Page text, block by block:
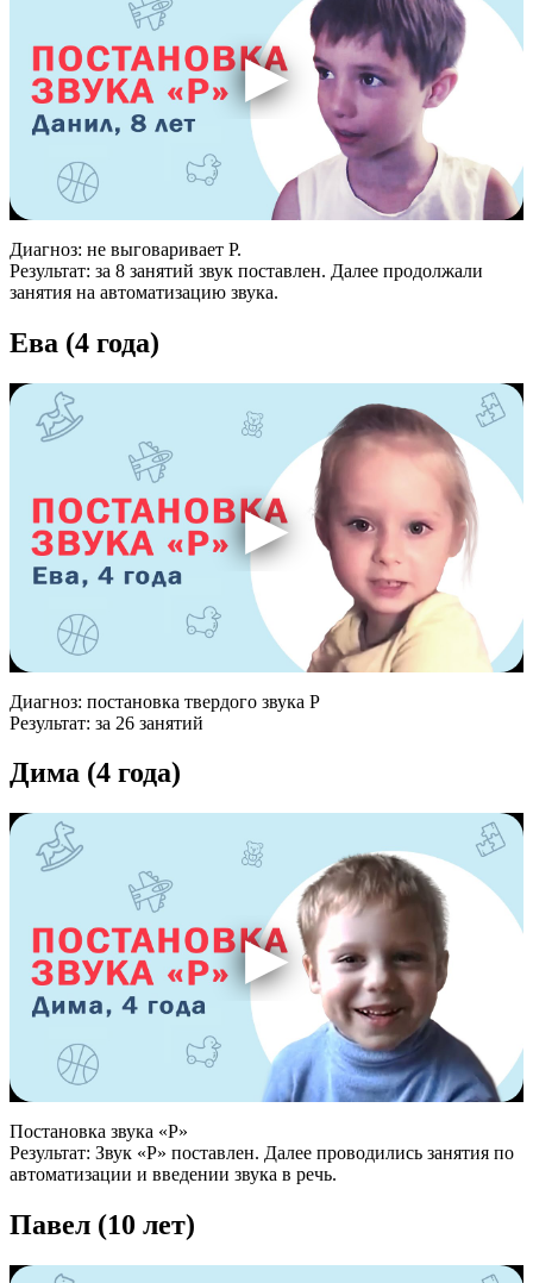
Диагноз: не выговаривает Р.
Результат: за 8 занятий звук поставлен. Далее продолжали
занятия на автоматизацию звука.
Ева (4 года)
Диагноз: постановка твердого звука Р
Результат: за 26 занятий
Дима (4 года)
Постановка звука «Р»
Результат: Звук «Р» поставлен. Далее проводились занятия по
автоматизации и введении звука в речь.
Павел (10 лет)